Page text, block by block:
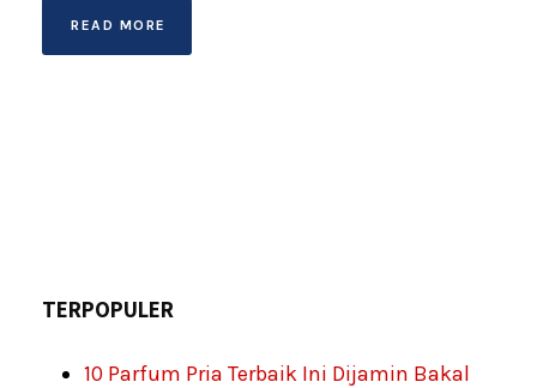
READ MORE
TERPOPULER
10 Parfum Pria Terbaik Ini Dijamin Bakal